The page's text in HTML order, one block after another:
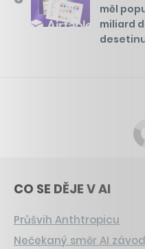
měl
miliard
CO SE DĚJE V AI
Průšvih Anthtropicu
Nečekaný směr AI